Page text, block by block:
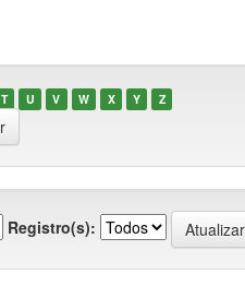
T U V W X Y Z
Registro(s):